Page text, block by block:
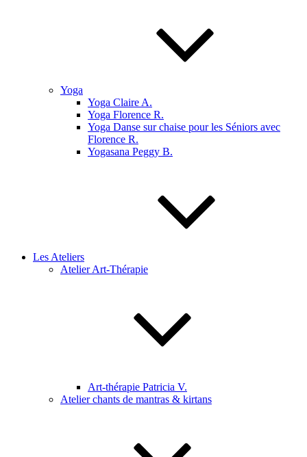
Yoga
Yoga Claire A.
Yoga Florence R.
Yoga Danse sur chaise pour les Séniors avec
Florence R.
Yogasana Peggy B.
Les Ateliers
Atelier Art-Thérapie
Art-thérapie Patricia V.
Atelier chants de mantras & kirtans